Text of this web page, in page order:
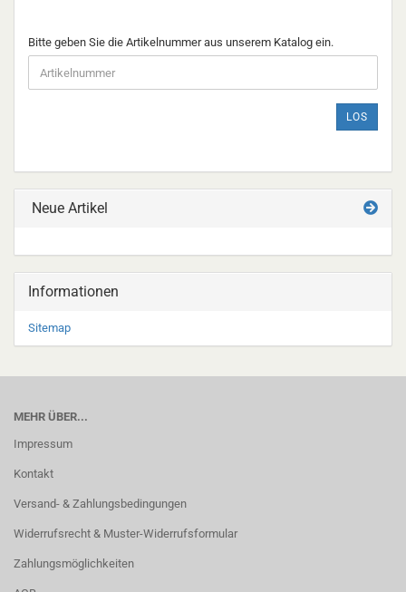
BITTE
GEBEN
SIE
DIE
EIN.
Bitte geben Sie die Artikelnummer aus unserem Katalog ein.
LOS
Neue Artikel
Informationen
Sitemap
MEHR ÜBER...
Impressum
Kontakt
Versand- & Zahlungsbedingungen
Widerrufsrecht & Muster-Widerrufsformular
Zahlungsmöglichkeiten